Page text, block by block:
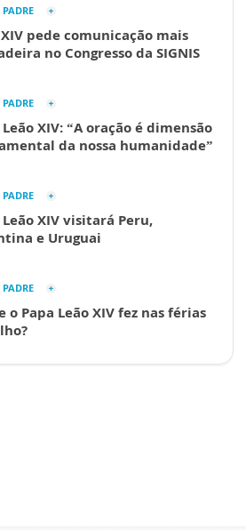
XIV pede comunicação mais
no Congresso da SIGNIS
Leão XIV: “A oração é dimensão
da nossa humanidade”
Leão XIV visitará Peru,
e Uruguai
o Papa Leão XIV fez nas férias